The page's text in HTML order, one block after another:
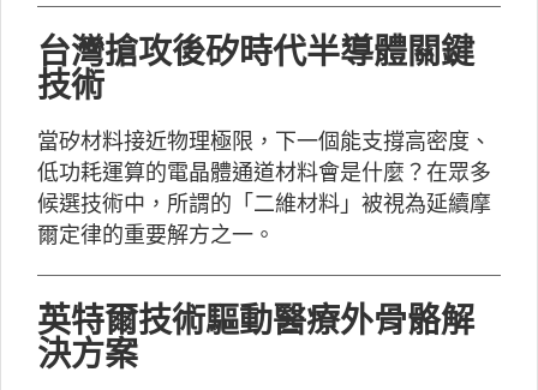
台灣搶攻後矽時代半導體關鍵
技術
當矽材料接近物理極限，下一個能支撐高密度、
低功耗運算的電晶體通道材料會是什麼？在眾多
候選技術中，所謂的「二維材料」被視為延續摩
爾定律的重要解方之一。
英特爾技術驅動醫療外骨骼解
決方案